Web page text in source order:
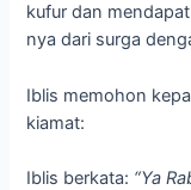
kufur dan
nya dari surga
Iblis memohon
kiamat:
Iblis berkata: “Ya